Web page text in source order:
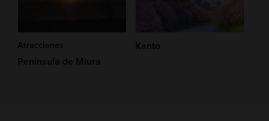
Atracciones
Península de Miura
Kanto